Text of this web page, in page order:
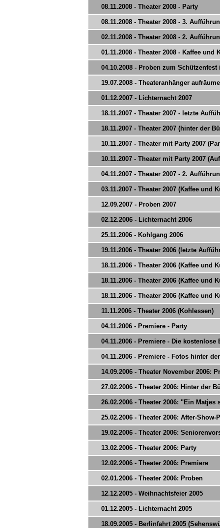
08.11.2008 - Theater 2008 - Party
08.11.2008 - Theater 2008 - 3.
02.11.2008 - Theater 2008 - 2.
01.11.2008 - Theater 2008 - Kaffee und
04.10.2008 - Proben zum
19.07.2008 - Theateranhänger
01.12.2007 - Lichternacht 2007
18.11.2007 - Theater 2007 - letzte
18.11.2007 - Theater 2007 (hinter der
10.11.2007 - Theater mit Party 2007
10.11.2007 - Theater mit Party 2007
04.11.2007 - Theater 2007 - 2.
03.11.2007 - Theater 2007 (Kaffee und
12.09.2007 - Proben 2007
02.12.2006 - Lichternacht 2006
25.11.2006 - Kohlgang 2006
19.11.2006 - Theater 2006 (letzte
18.11.2006 - Theater 2006 (Kaffee und
18.11.2006 - Theater 2006 (Kaffee und
18.11.2006 - Theater 2006 (Kaffee und
11.11.2006 - Theater 2006 (Kohlessen)
04.11.2006 - Premiere - Party
04.11.2006 - Premiere - Die kostenlose
04.11.2006 - Premiere - Fotos hinter
14.09.2006 - Theater November 2006:
27.02.2006 - Theater 2006: Hinter der
26.02.2006 - Theater 2006: "Ein
25.02.2006 - Theater 2006: After-Show-
19.02.2006 - Theater 2006:
13.02.2006 - Theater 2006: Party
12.02.2006 - Theater 2006: Premiere
02.01.2006 - Theater 2006: Proben
12.12.2005 - Weihnachtsfeier 2005
01.12.2005 - Lichternacht 2005
18.09.2005 - Berlinfahrt 2005